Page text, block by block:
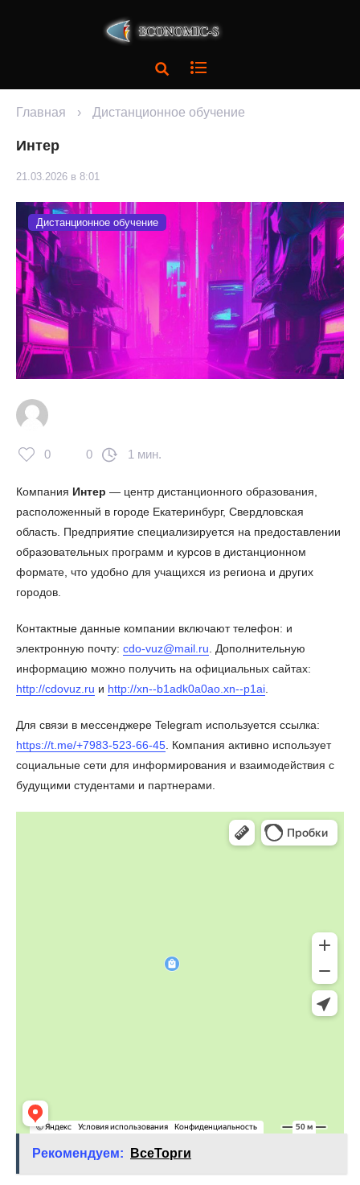
Главная › Дистанционное обучение
Интер
21.03.2026 в 8:01
Дистанционное обучение
0 0 1 мин.
Компания Интер — центр дистанционного образования,
расположенный в городе Екатеринбург, Свердловская
область. Предприятие специализируется на предоставлении
образовательных программ и курсов в дистанционном
формате, что удобно для учащихся из региона и других
городов.
Контактные данные компании включают телефон: и
электронную почту: cdo-vuz@mail.ru . Дополнительную
информацию можно получить на официальных сайтах:
http://cdovuz.ru и http://xn--b1adk0a0ao.xn--p1ai
Для связи в мессенджере Telegram используется ссылка:
https://t.me/+7983-523-66-45 . Компания активно использует
социальные сети для информирования и взаимодействия с
будущими студентами и партнерами.
Рекомендуем: ВсеТорги